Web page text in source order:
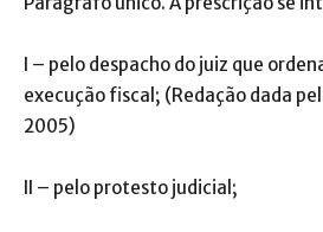
I – pelo despacho do juiz que
execução fiscal; (Redação dada
2005)
II – pelo protesto judicial;